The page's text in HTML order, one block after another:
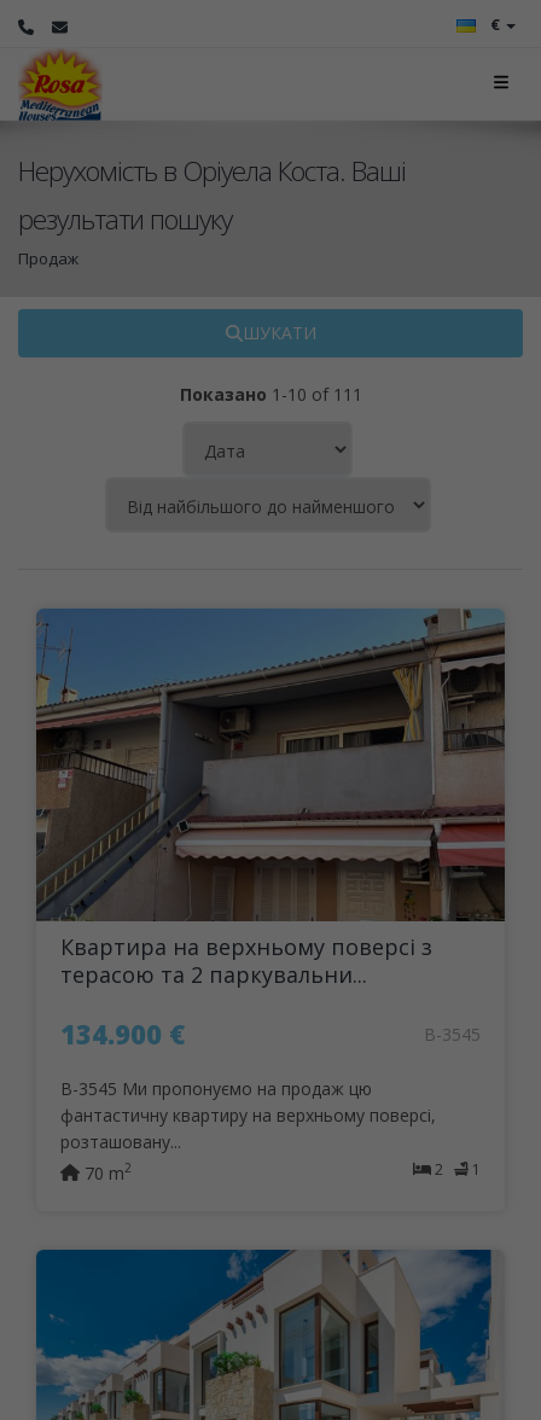
€
Нерухомість в Оріуела Коста. Ваші
результати пошуку
Продаж
ШУКАТИ
Показано 1-10 of 111
Квартира на верхньому поверсі з
терасою та 2 паркувальни...
134.900 € B-3545
B-3545 Ми пропонуємо на продаж цю
фантастичну квартиру на верхньому поверсі,
розташовану...
2 1
70 m2